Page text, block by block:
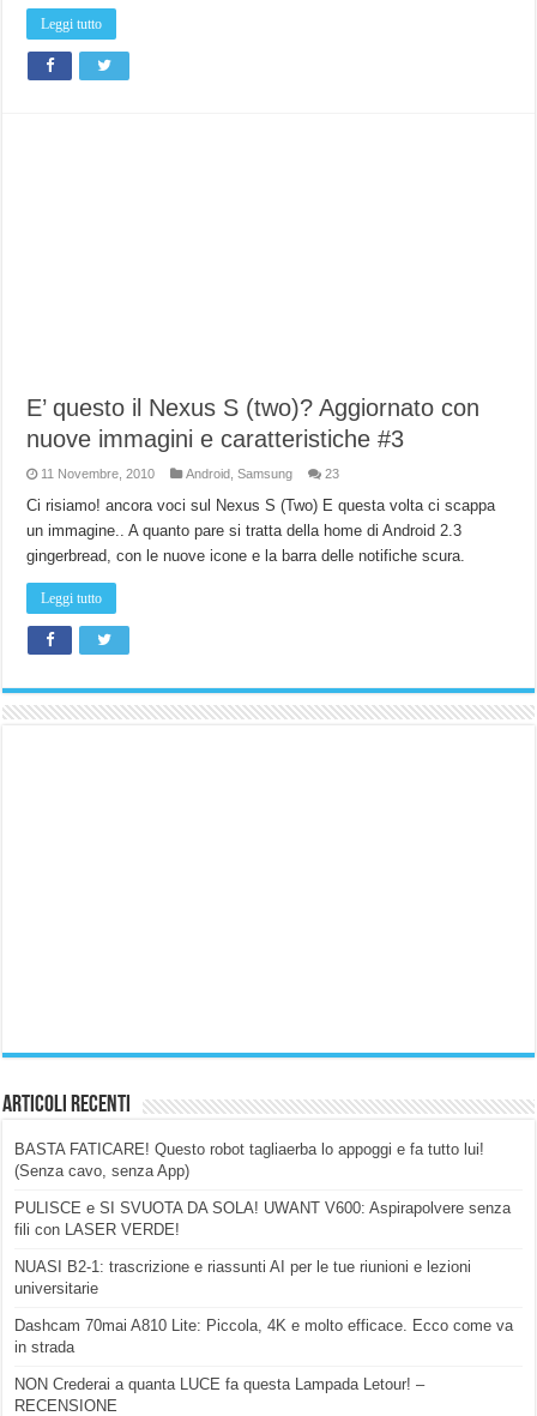
Leggi tutto
E’ questo il Nexus S (two)? Aggiornato con
nuove immagini e caratteristiche #3
11 Novembre, 2010 Android ,Samsung 23
Ci risiamo! ancora voci sul Nexus S (Two) E questa volta ci scappa
un immagine.. A quanto pare si tratta della home di Android 2.3
gingerbread, con le nuove icone e la barra delle notifiche scura.
Leggi tutto
Articoli Recenti
BASTA FATICARE! Questo robot tagliaerba lo appoggi e fa tutto lui!
(Senza cavo, senza App)
PULISCE e SI SVUOTA DA SOLA! UWANT V600: Aspirapolvere senza
fili con LASER VERDE!
NUASI B2-1: trascrizione e riassunti AI per le tue riunioni e lezioni
universitarie
Dashcam 70mai A810 Lite: Piccola, 4K e molto efficace. Ecco come va
in strada
NON Crederai a quanta LUCE fa questa Lampada Letour! –
RECENSIONE